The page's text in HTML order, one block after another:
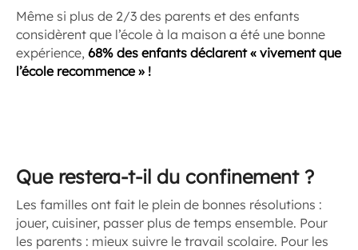
Même si plus de 2/3 des parents et des enfants
considèrent que l’école à la maison a été une bonne
expérience, 68% des enfants déclarent « vivement que
l’école recommence » !
Que restera-t-il du confinement ?
Les familles ont fait le plein de bonnes résolutions :
jouer, cuisiner, passer plus de temps ensemble. Pour
les parents : mieux suivre le travail scolaire. Pour les